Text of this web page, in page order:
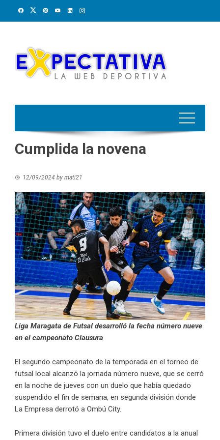
Cumplida la novena
12/09/2024 by mati21
Liga Maragata de Futsal desarrolló la fecha número nueve
en el campeonato Clausura
El segundo campeonato de la temporada en el torneo de
futsal local alcanzó la jornada número nueve, que se cerró
en la noche de jueves con un duelo que había quedado
suspendido el fin de semana, en segunda división donde
La Empresa derrotó a Ombú City.
Primera división tuvo el duelo entre candidatos a la anual